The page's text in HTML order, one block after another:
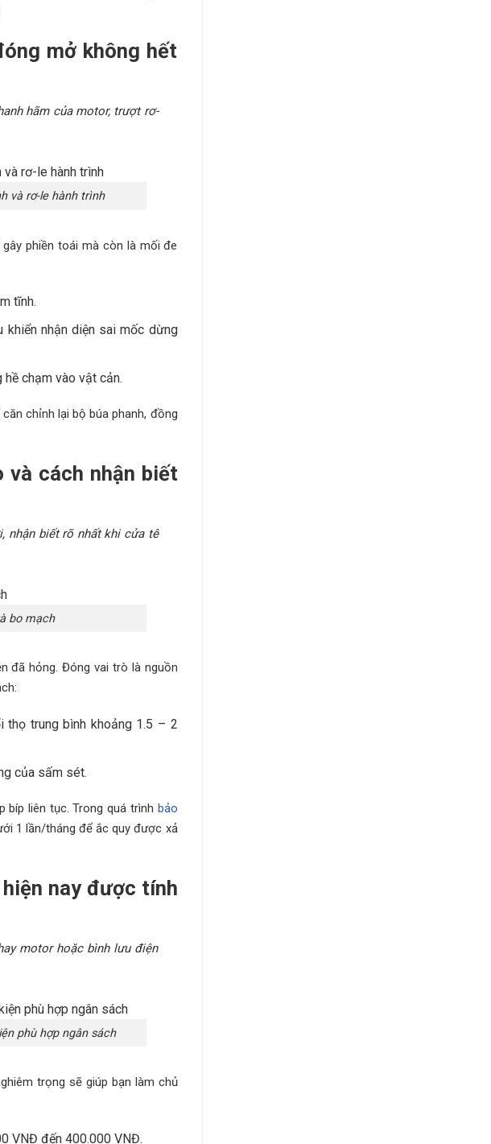
mở không hết
hãm của motor, trượt rơ-
và rơ-le hành trình
phiền toái mà còn là mối đe
tĩnh.
nhận diện sai mốc dừng
chạm vào vật cản.
chỉnh lại bộ búa phanh, đồng
và cách nhận biết
nhận biết rõ nhất khi cửa tê
bo mạch
đã hỏng. Đóng vai trò là nguồn
thọ trung bình khoảng 1.5 – 2
của sấm sét.
bíp liên tục. Trong quá trình bảo
1 lần/tháng để ắc quy được xả
nay được tính
motor hoặc bình lưu điện
phù hợp ngân sách
trọng sẽ giúp bạn làm chủ
VNĐ đến 400.000 VNĐ.